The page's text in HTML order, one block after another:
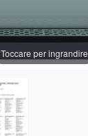
Toccare per ingrandire